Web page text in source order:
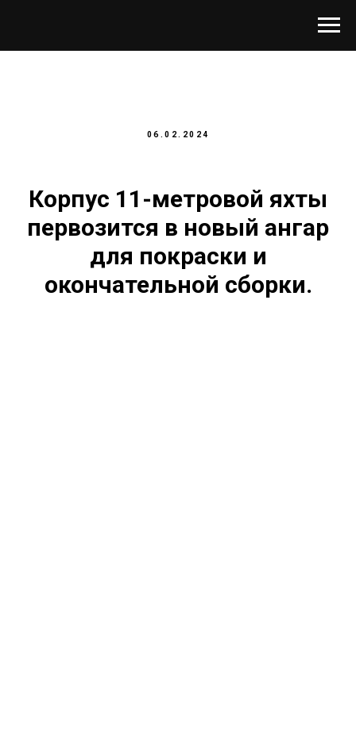
06.02.2024
Корпус 11-метровой яхты
первозится в новый ангар
для покраски и
окончательной сборки.